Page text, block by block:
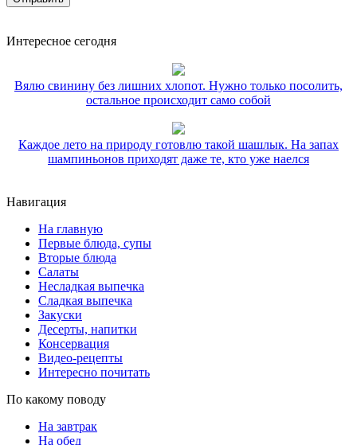
Интересное сегодня
Вялю свинину без лишних хлопот. Нужно только посолить,
остальное происходит само собой
Каждое лето на природу готовлю такой шашлык. На запах
шампиньонов приходят даже те, кто уже наелся
Навигация
На главную
Первые блюда, супы
Вторые блюда
Салаты
Несладкая выпечка
Сладкая выпечка
Закуски
Десерты, напитки
Консервация
Видео-рецепты
Интересно почитать
По какому поводу
На завтрак
На обед